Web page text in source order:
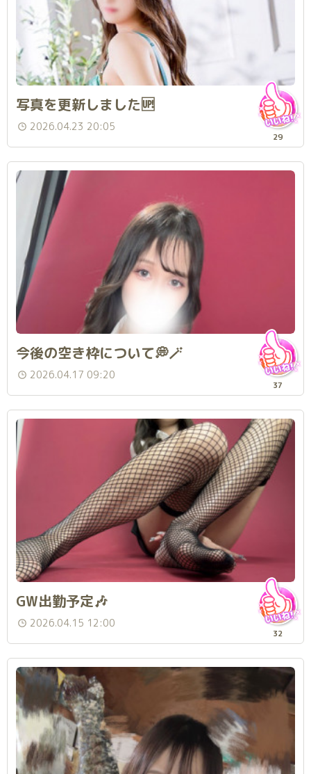
写真を更新しました🆙
2026.04.23 20:05
29
今後の空き枠について💭🪄
2026.04.17 09:20
37
GW出勤予定🎶
2026.04.15 12:00
32